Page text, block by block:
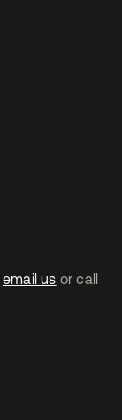
email us or call